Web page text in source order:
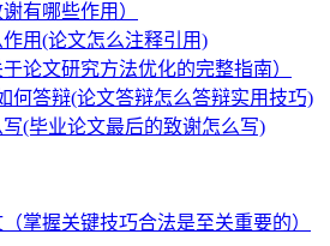
有哪些作用）
用(论文怎么注释引用)
论文研究方法优化的完整指南）
何答辩(论文答辩怎么答辩实用技巧)
(毕业论文最后的致谢怎么写)
掌握关键技巧合法是至关重要的）